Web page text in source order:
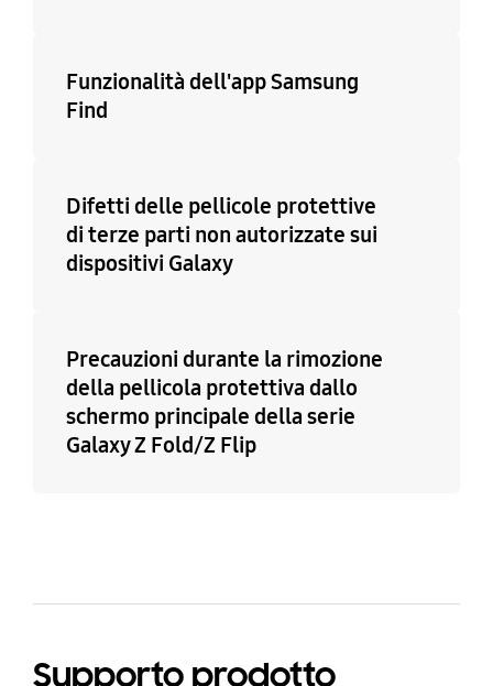
Funzionalità dell'app Samsung
Find
Difetti delle pellicole protettive
di terze parti non autorizzate sui
dispositivi Galaxy
Precauzioni durante la rimozione
della pellicola protettiva dallo
schermo principale della serie
Galaxy Z Fold/Z Flip
Supporto prodotto